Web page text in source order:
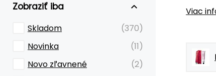
Zobraziť iba
Skladom
(370)
Novinka
(11)
Novo zľavnené
(2)
Viac